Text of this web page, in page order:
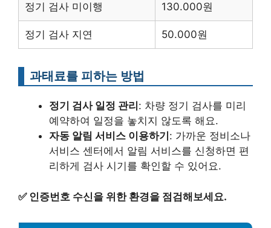
정기 검사 미이행 130.000원
정기 검사 지연 50.000원
과태료를 피하는 방법
정기 검사 일정 관리 : 차량 정기 검사를 미리
예약하여 일정을 놓치지 않도록 해요.
자동 알림 서비스 이용하기 : 가까운 정비소나
서비스 센터에서 알림 서비스를 신청하면 편
리하게 검사 시기를 확인할 수 있어요.
✅ 인증번호 수신을 위한 환경을 점검해보세요.